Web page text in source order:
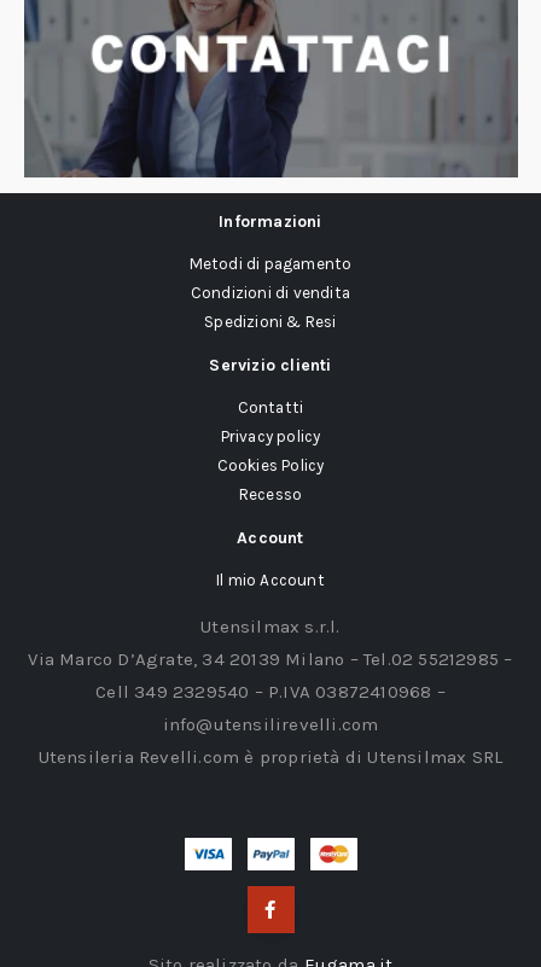
Informazioni
Metodi di pagamento
Condizioni di vendita
Spedizioni & Resi
Servizio clienti
Contatti
Privacy policy
Cookies Policy
Recesso
Account
Il mio Account
Utensilmax s.r.l.
Via Marco D’Agrate, 34 20139 Milano – Tel.02 55212985 –
Cell 349 2329540 – P.IVA 03872410968 –
info@utensilirevelli.com
Utensileria Revelli.com è proprietà di Utensilmax SRL